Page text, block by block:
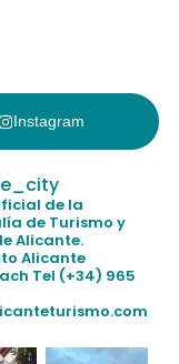
Instagram
de la
de Turismo y
Alicante.
Alicante
Tel (+34) 965